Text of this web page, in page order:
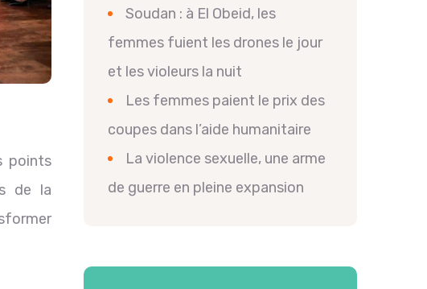
points
de la
Soudan : à El Obeid, les
femmes fuient les drones le jour
et les violeurs la nuit
Les femmes paient le prix des
coupes dans l’aide humanitaire
La violence sexuelle, une arme
de guerre en pleine expansion